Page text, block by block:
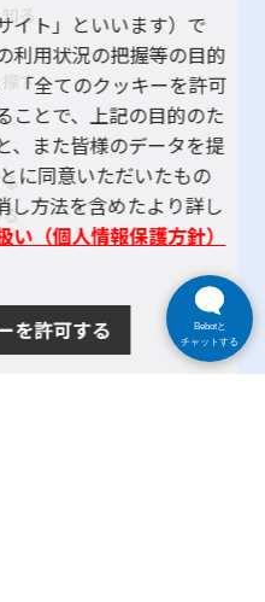
る
す
イト」といいます）で
利用状況の把握等の目的
「全てのクッキーを許可
ことで、上記の目的のた
、また皆様のデータを提
に同意いただいたもの
し方法を含めたより詳し
い（個人情報保護方針）
を許可する
Bebotと
チャットする